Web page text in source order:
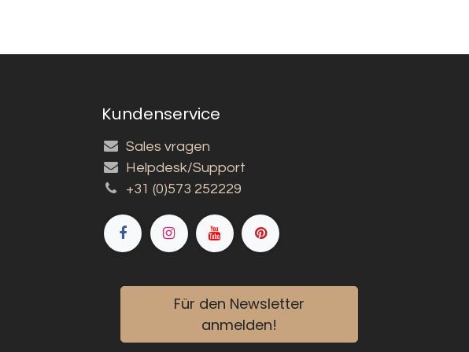
Kundenservice
Sales vragen
Helpdesk/Support
+31 (0)573 252229
Für den Newsletter
anmelden!